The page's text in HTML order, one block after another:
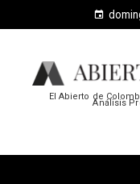
El Abierto de
Análisis